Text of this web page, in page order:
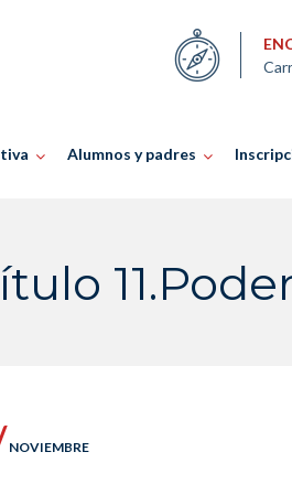
Alumnos y padres
NOVIEMBRE